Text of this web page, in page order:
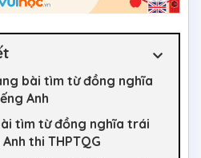
bài tìm từ đồng nghĩa
Anh
tìm từ đồng nghĩa trái
thi THPTQG